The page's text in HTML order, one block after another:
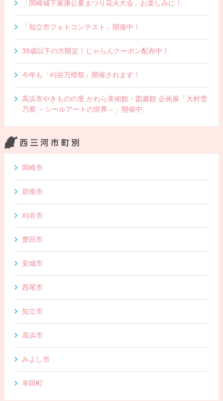
「岡崎城下家康公夏まつり花火大会」お楽しみに！
「知立市フォトコンテスト」開催中！
39歳以下の方限定！じゃらんクーポン配布中！
今年も「刈谷万燈祭」開催されます！
高浜市やきものの里 かわら美術館・図書館 企画展「大村雪
乃展 －シールアートの世界－」開催中。
岡崎市
碧南市
刈谷市
豊田市
安城市
西尾市
知立市
高浜市
みよし市
幸田町